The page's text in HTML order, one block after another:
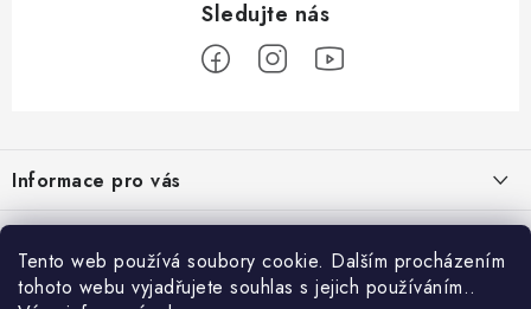
Tento web používá soubory cookie. Dalším procházením
tohoto webu vyjadřujete souhlas s jejich používáním..
p
a
Informace pro vás
Obchodní podmínky
Podmínky ochrany osobních údajů
Přihlášení